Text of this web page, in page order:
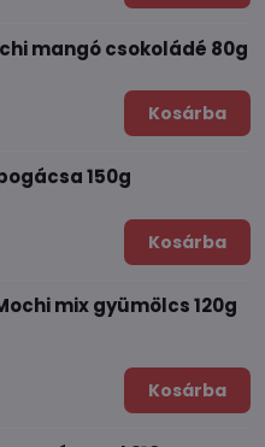
mangó csokoládé 80g
Kosárba
150g
Kosárba
mix gyümölcs 120g
Kosárba